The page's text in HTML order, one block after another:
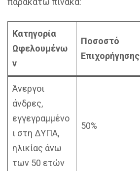
Κατηγορία
Ωφελουμένω
ν
Ποσοστό
Επιχορήγησης
Άνεργοι
άνδρες,
εγγεγραμμένο
ι στη ΔΥΠΑ,
ηλικίας άνω
των 50 ετών
50%